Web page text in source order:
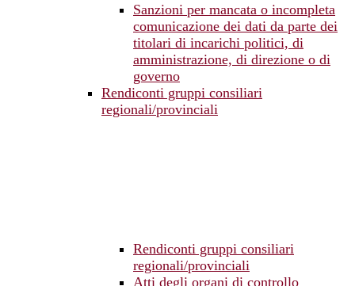
Sanzioni per mancata o incompleta
comunicazione dei dati da parte dei
titolari di incarichi politici, di
amministrazione, di direzione o di
governo
Rendiconti gruppi consiliari
regionali/provinciali
Rendiconti gruppi consiliari
regionali/provinciali
Atti degli organi di controllo